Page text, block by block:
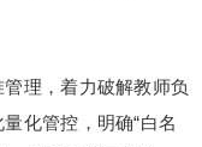
理，着力破解教师负
化管控，明确“白名